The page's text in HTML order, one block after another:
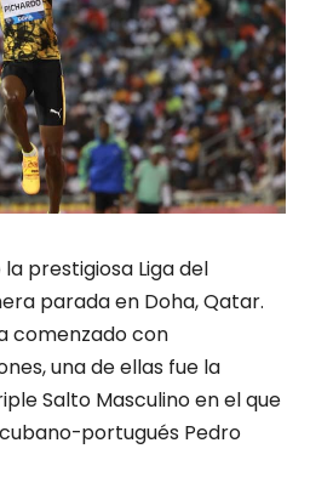
prestigiosa Liga del
parada en Doha, Qatar.
comenzado con
una de ellas fue la
Salto Masculino en el que
portugués Pedro